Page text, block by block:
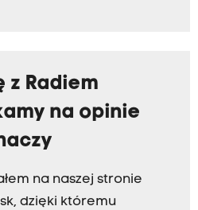
z Radiem
na opinie
na naszej stronie
dzięki któremu